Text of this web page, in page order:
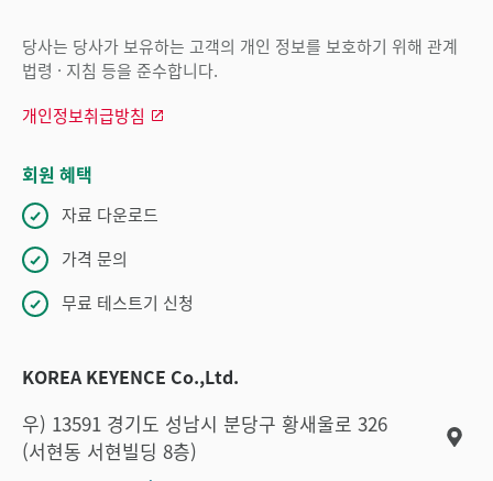
당사는 당사가 보유하는 고객의 개인 정보를 보호하기 위해 관계
법령 · 지침 등을 준수합니다.
개인정보취급방침
회원 혜택
자료 다운로드
가격 문의
무료 테스트기 신청
KOREA KEYENCE Co.,Ltd.
우) 13591 경기도 성남시 분당구 황새울로 326
(서현동 서현빌딩 8층)